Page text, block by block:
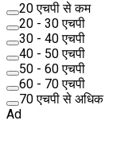
20 एचपी से कम
20 - 30 एचपी
30 - 40 एचपी
40 - 50 एचपी
50 - 60 एचपी
60 - 70 एचपी
70 एचपी से अधिक
Ad